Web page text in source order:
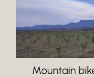
Mountain